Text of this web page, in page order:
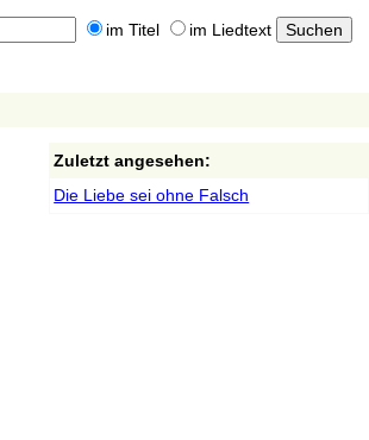
im Titel im Liedtext
Zuletzt angesehen:
Die Liebe sei ohne Falsch